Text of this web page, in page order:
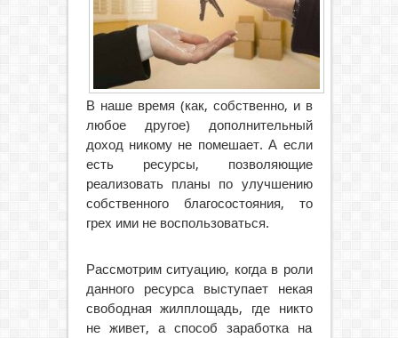
В наше время (как, собственно, и в
любое другое) дополнительный
доход никому не помешает. А если
есть ресурсы, позволяющие
реализовать планы по улучшению
собственного благосостояния, то
грех ими не воспользоваться.
Рассмотрим ситуацию, когда в роли
данного ресурса выступает некая
свободная жилплощадь, где никто
не живет, а способ заработка на